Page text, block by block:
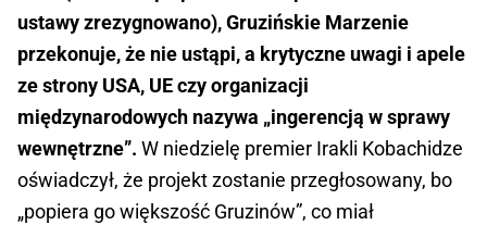
ustawy zrezygnowano), Gruzińskie Marzenie
przekonuje, że nie ustąpi, a krytyczne uwagi i apele
ze strony USA, UE czy organizacji
międzynarodowych nazywa „ingerencją w sprawy
wewnętrzne”. W niedzielę premier Irakli Kobachidze
oświadczył, że projekt zostanie przegłosowany, bo
„popiera go większość Gruzinów”, co miał